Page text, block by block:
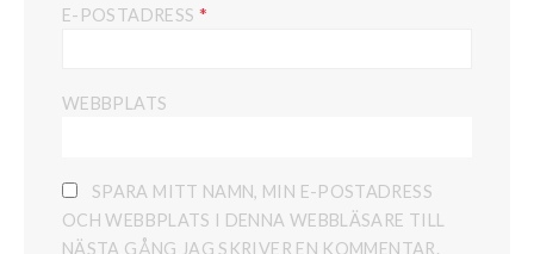
E-POSTADRESS *
WEBBPLATS
SPARA MITT NAMN, MIN E-POSTADRESS
OCH WEBBPLATS I DENNA WEBBLÄSARE TILL
NÄSTA GÅNG JAG SKRIVER EN KOMMENTAR.